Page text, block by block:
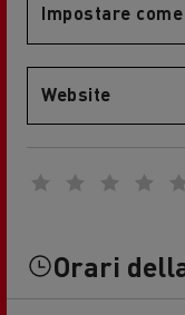
Impostare
Website
Orari